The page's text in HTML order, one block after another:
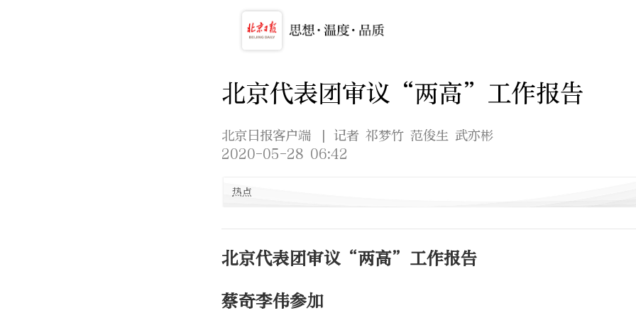
北京代表团审议“两高”工作报告
北京日报客户端
| 记者 祁梦竹 范俊生 武亦彬
2020-05-28 06:42
热点
北京代表团审议“两高”工作报告
蔡奇李伟参加